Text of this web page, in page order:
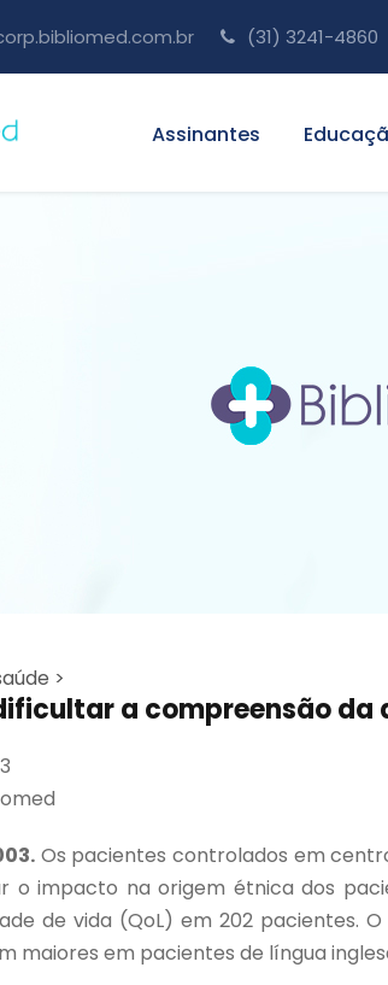
(31) 3241-4860
Assinantes
>
a compreensão
Os pacientes controlados em
o impacto na origem étnica dos
de vida (QoL) em 202 pacientes.
maiores em pacientes de língua